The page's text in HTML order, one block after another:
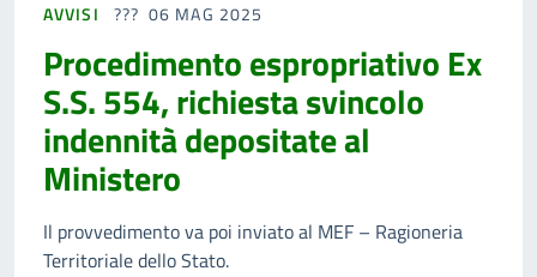
AVVISI 06 MAG 2025
Procedimento espropriativo Ex
S.S. 554, richiesta svincolo
indennità depositate al
Ministero
Il provvedimento va poi inviato al MEF – Ragioneria
Territoriale dello Stato.